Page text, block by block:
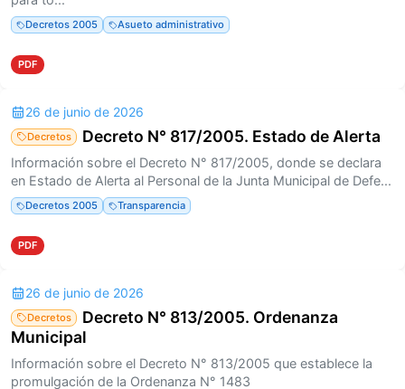
Decretos 2005 Asueto administrativo
PDF
26 de junio de 2026
Decretos Decreto N° 817/2005. Estado de Alerta
Información sobre el Decreto N° 817/2005, donde se declara
en Estado de Alerta al Personal de la Junta Municipal de Defe...
Decretos 2005 Transparencia
PDF
26 de junio de 2026
Decretos
Decreto N° 813/2005. Ordenanza
Municipal
Información sobre el Decreto N° 813/2005 que establece la
promulgación de la Ordenanza N° 1483